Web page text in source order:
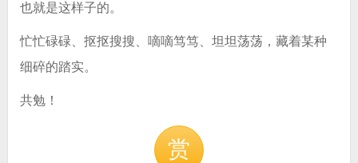
也就是这样子的。
忙忙碌碌、抠抠搜搜、嘀嘀笃笃、坦坦荡荡，藏着某种
细碎的踏实。
共勉！
赏